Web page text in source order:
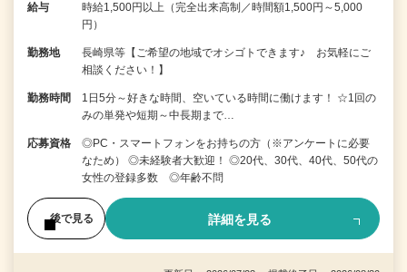
給与
時給1,500円以上（完全出来高制／時間額1,500円～5,000
円）
勤務地
長崎県等【ご希望の地域でオシゴトできます♪ お気軽にご
相談ください！】
勤務時間
1日5分～好きな時間、空いている時間に働けます！ ☆1回の
みの単発や短期～中長期まで…
応募資格
◎PC・スマートフォンをお持ちの方（※アンケートに必要
なため） ◎未経験者大歓迎！ ◎20代、30代、40代、50代の
女性の登録多数 ◎年齢不問
後で見る 詳細を見る